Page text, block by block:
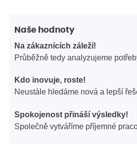
Naše hodnoty
Na zákaznících záleží!
Průběžně tedy analyzujeme
Kdo inovuje, roste!
Neustále hledáme nová a lepší
Spokojenost přináší výsledky!
Společně vytváříme příjemné